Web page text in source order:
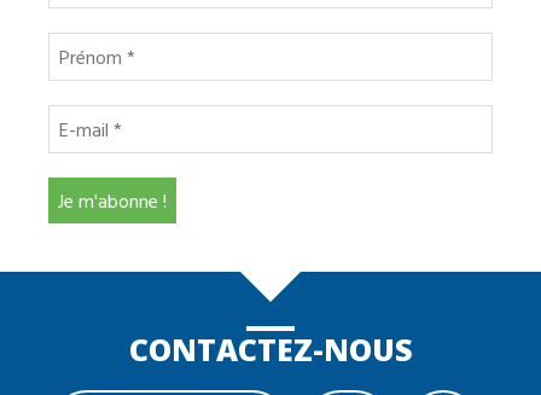
CONTACTEZ-NOUS